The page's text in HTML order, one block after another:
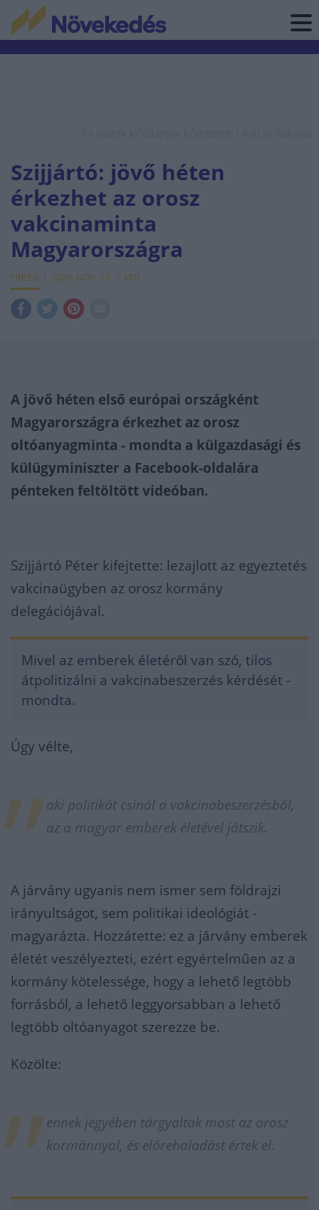
Szijjártó: jövő héten
érkezhet az orosz
vakcinaminta
Magyarországra
HÍREK 2020. NOV. 13. MTI
A jövő héten első európai országként
Magyarországra érkezhet az orosz
oltóanyagminta - mondta a külgazdasági és
külügyminiszter a Facebook-oldalára
pénteken feltöltött videóban.
Szijjártó Péter kifejtette: lezajlott az egyeztetés
vakcinaügyben az orosz kormány
delegációjával.
Mivel az emberek életéről van szó, tilos
átpolitizálni a vakcinabeszerzés kérdését -
mondta.
Úgy vélte,
aki politikát csinál a vakcinabeszerzésből,
az a magyar emberek életével játszik.
A járvány ugyanis nem ismer sem földrajzi
irányultságot, sem politikai ideológiát -
magyarázta. Hozzátette: ez a járvány emberek
életét veszélyezteti, ezért egyértelműen az a
kormány kötelessége, hogy a lehető legtöbb
forrásból, a lehető leggyorsabban a lehető
legtöbb oltóanyagot szerezze be.
Közölte:
ennek jegyében tárgyaltak most az orosz
kormánnyal, és előrehaladást értek el.